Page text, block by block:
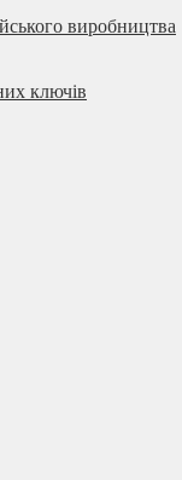
виробництва
ключів